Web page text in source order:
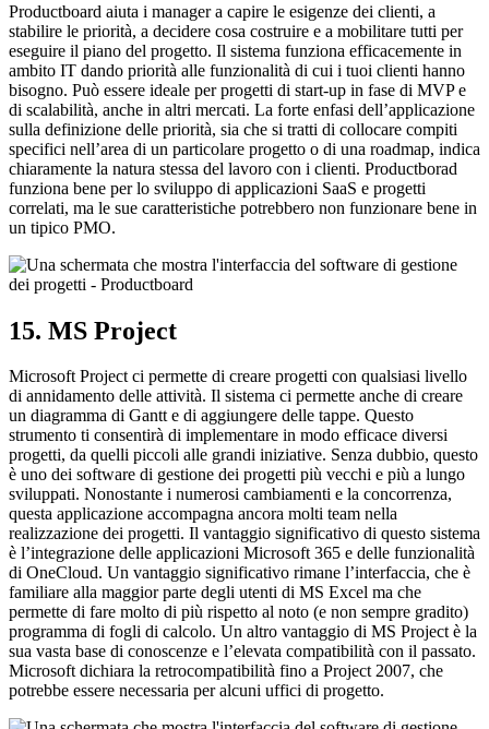
Productboard aiuta i manager a capire le esigenze dei clienti, a
stabilire le priorità, a decidere cosa costruire e a mobilitare tutti per
eseguire il piano del progetto. Il sistema funziona efficacemente in
ambito IT dando priorità alle funzionalità di cui i tuoi clienti hanno
bisogno. Può essere ideale per progetti di start-up in fase di MVP e
di scalabilità, anche in altri mercati. La forte enfasi dell’applicazione
sulla definizione delle priorità, sia che si tratti di collocare compiti
specifici nell’area di un particolare progetto o di una roadmap, indica
chiaramente la natura stessa del lavoro con i clienti. Productborad
funziona bene per lo sviluppo di applicazioni SaaS e progetti
correlati, ma le sue caratteristiche potrebbero non funzionare bene in
un tipico PMO.
15. MS Project
Microsoft Project ci permette di creare progetti con qualsiasi livello
di annidamento delle attività. Il sistema ci permette anche di creare
un diagramma di Gantt e di aggiungere delle tappe. Questo
strumento ti consentirà di implementare in modo efficace diversi
progetti, da quelli piccoli alle grandi iniziative. Senza dubbio, questo
è uno dei software di gestione dei progetti più vecchi e più a lungo
sviluppati. Nonostante i numerosi cambiamenti e la concorrenza,
questa applicazione accompagna ancora molti team nella
realizzazione dei progetti. Il vantaggio significativo di questo sistema
è l’integrazione delle applicazioni Microsoft 365 e delle funzionalità
di OneCloud. Un vantaggio significativo rimane l’interfaccia, che è
familiare alla maggior parte degli utenti di MS Excel ma che
permette di fare molto di più rispetto al noto (e non sempre gradito)
programma di fogli di calcolo. Un altro vantaggio di MS Project è la
sua vasta base di conoscenze e l’elevata compatibilità con il passato.
Microsoft dichiara la retrocompatibilità fino a Project 2007, che
potrebbe essere necessaria per alcuni uffici di progetto.